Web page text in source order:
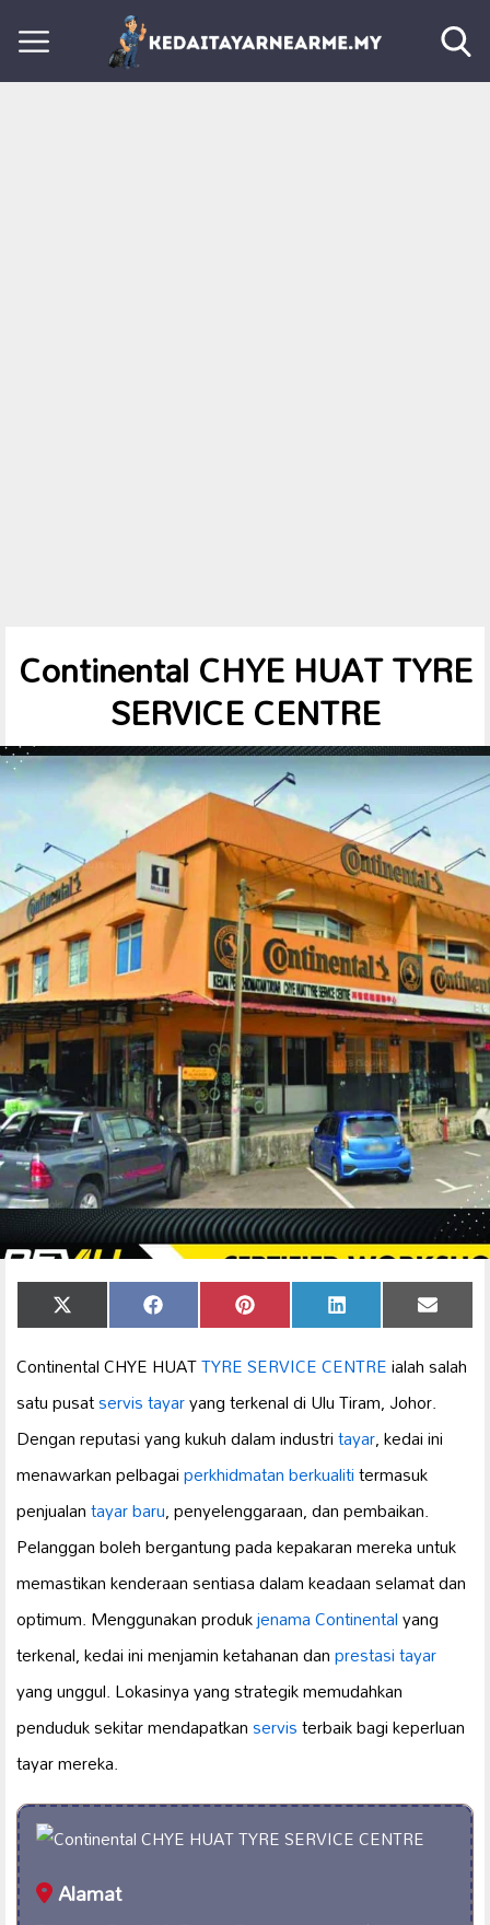
Continental CHYE HUAT TYRE
SERVICE CENTRE
Share
on
X
(Twitter)
Share
on
Facebook Share
on
Pinterest Share
on
LinkedIn Share
on
Email
Continental CHYE HUATTYRE SERVICE CENTREialah salah
satu pusatservis tayaryang terkenal di Ulu Tiram, Johor.
Dengan reputasi yang kukuh dalam industritayar, kedai ini
menawarkan pelbagaiperkhidmatan berkualititermasuk
penjualantayar baru, penyelenggaraan, dan pembaikan.
Pelanggan boleh bergantung pada kepakaran mereka untuk
memastikan kenderaan sentiasa dalam keadaan selamat dan
optimum. Menggunakan produkjenama Continentalyang
terkenal, kedai ini menjamin ketahanan danprestasi tayar
yang unggul. Lokasinya yang strategik memudahkan
penduduk sekitar mendapatkanservisterbaik bagi keperluan
tayar mereka.
Alamat